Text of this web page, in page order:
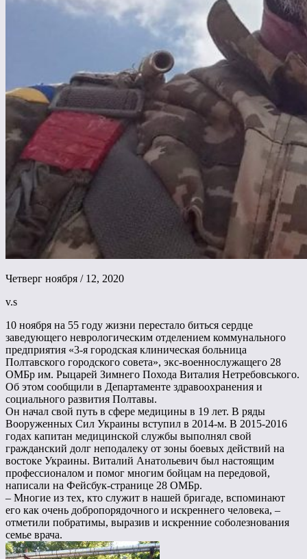
Четверг ноября / 12, 2020
v.s
10 ноября на 55 году жизни перестало биться сердце
заведующего неврологическим отделением коммунального
предприятия «3-я городская клиническая больница
Полтавского городского совета», экс-военнослужащего 28
ОМБр им. Рыцарей Зимнего Похода Виталия Нетребовського.
Об этом сообщили в Департаменте здравоохранения и
социального развития Полтавы.
Он начал свой путь в сфере медицины в 19 лет. В ряды
Вооруженных Сил Украины вступил в 2014-м. В 2015-2016
годах капитан медицинской службы выполнял свой
гражданский долг неподалеку от зоны боевых действий на
востоке Украины. Виталий Анатольевич был настоящим
профессионалом и помог многим бойцам на передовой,
написали на Фейсбук-странице 28 ОМБр.
– Многие из тех, кто служит в нашей бригаде, вспоминают
его как очень добропорядочного и искреннего человека, –
отметили побратимы, выразив и искренние соболезнования
семье врача.